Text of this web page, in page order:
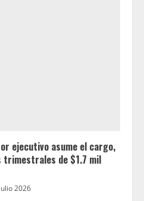
ejecutivo asume el cargo,
trimestrales de $1.7 mil
2026